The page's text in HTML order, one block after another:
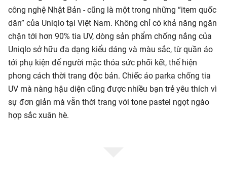
công nghệ Nhật Bản - cũng là một trong những “item quốc
dân” của Uniqlo tại Việt Nam. Không chỉ có khả năng ngăn
chặn tới hơn 90% tia UV, dòng sản phẩm chống nắng của
Uniqlo sở hữu đa dạng kiểu dáng và màu sắc, từ quần áo
tới phụ kiện để người mặc thỏa sức phối kết, thể hiện
phong cách thời trang độc bản. Chiếc áo parka chống tia
UV mà nàng hậu diện cũng được nhiều bạn trẻ yêu thích vì
sự đơn giản mà vẫn thời trang với tone pastel ngọt ngào
hợp sắc xuân hè.